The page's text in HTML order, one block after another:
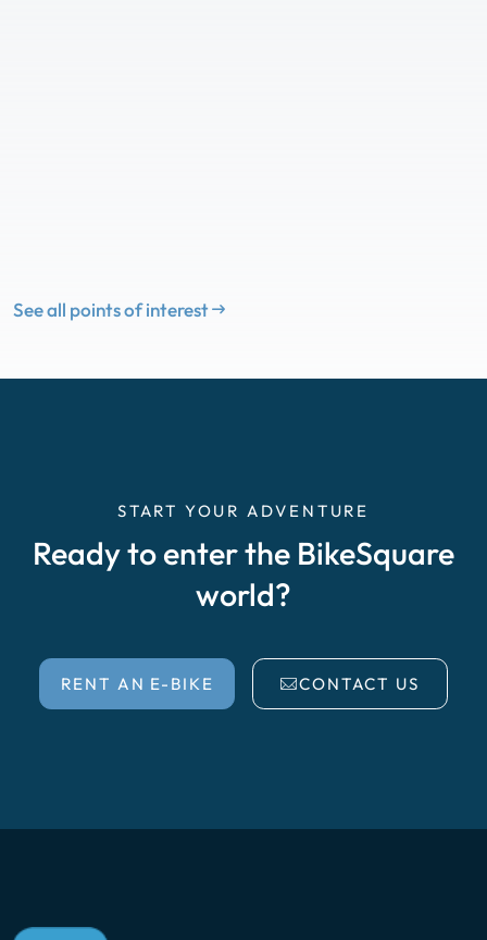
See all points of interest
START YOUR ADVENTURE
Ready to enter the BikeSquare
world?
RENT AN E-BIKE CONTACT US